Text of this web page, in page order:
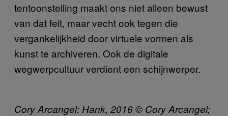
tentoonstelling maakt ons niet alleen bewust
van dat feit, maar vecht ook tegen die
vergankelijkheid door virtuele vormen als
kunst te archiveren. Ook de digitale
wegwerpcultuur verdient een schijnwerper.
Cory Arcangel: Hank, 2016 © Cory Arcangel;